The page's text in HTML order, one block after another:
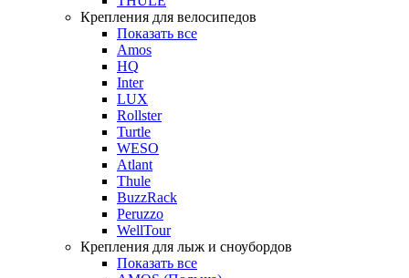
Крепления для велосипедов
Показать все
Amos
HQ
Inter
LUX
Rollster
Turtle
WESO
Atlant
Thule
BuzzRack
Peruzzo
WellTour
Крепления для лыж и сноубордов
Показать все